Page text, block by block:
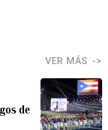
VER MÁS
de